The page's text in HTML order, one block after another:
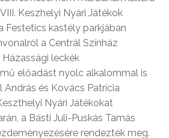
Keszhelyi Nyári Játékok
Festetics kastély parkjában
a Centrál Színház
leckék
előadást nyolc alkalommal is
András és Kovács Patrícia
Nyári Játékokat
a Básti Juli-Puskás Tamás
rendezték meg.